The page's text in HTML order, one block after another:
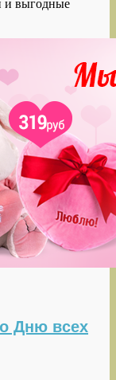
и выгодные
Дню всех